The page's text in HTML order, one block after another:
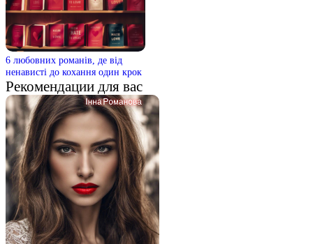
6 любовних романів, де від
ненависті до кохання один крок
Рекомендации для вас